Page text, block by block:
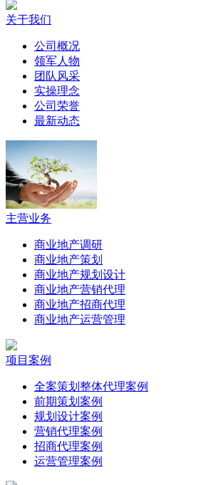
关于我们
公司概况
领军人物
团队风采
实操理念
公司荣誉
最新动态
主营业务
商业地产调研
商业地产策划
商业地产规划设计
商业地产营销代理
商业地产招商代理
商业地产运营管理
项目案例
全案策划整体代理案例
前期策划案例
规划设计案例
营销代理案例
招商代理案例
运营管理案例